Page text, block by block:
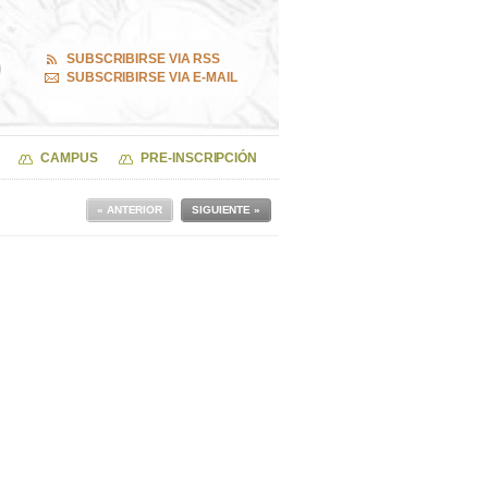
SUBSCRIBIRSE VIA RSS
SUBSCRIBIRSE VIA E-MAIL
CAMPUS PRE-INSCRIPCIÓN
SIGUIENTE »
« ANTERIOR